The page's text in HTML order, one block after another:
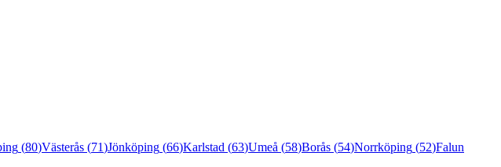
(80)Västerås (71)Jönköping (66)Karlstad (63)Umeå (58)Borås (54)Norrköping (52)Falun